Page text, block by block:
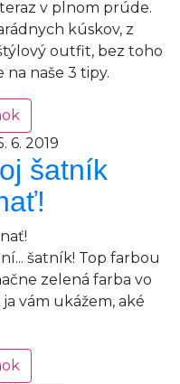
v plnom prúde.
kúskov, z
outfit, bez toho
naše 3 tipy.
6. 2019
šatník
šatník! Top farbou
zelená farba vo
vám ukážem, aké